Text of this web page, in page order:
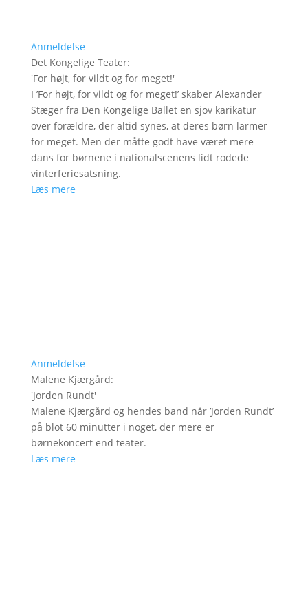
Anmeldelse
Det Kongelige Teater:
'For højt, for vildt og for meget!'
I ’For højt, for vildt og for meget!’ skaber Alexander
Stæger fra Den Kongelige Ballet en sjov karikatur
over forældre, der altid synes, at deres børn larmer
for meget. Men der måtte godt have været mere
dans for børnene i nationalscenens lidt rodede
vinterferiesatsning.
Læs mere
Anmeldelse
Malene Kjærgård:
'Jorden Rundt'
Malene Kjærgård og hendes band når ’Jorden Rundt’
på blot 60 minutter i noget, der mere er
børnekoncert end teater.
Læs mere